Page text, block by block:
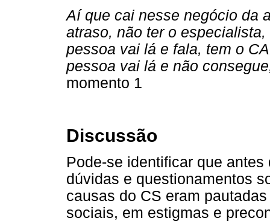
Aí que cai nesse negócio da
atraso, não ter o
pessoa vai lá e fala, tem o
pessoa vai lá e não
momento 1
Discussão
Pode-se identificar que
dúvidas e questionamentos
causas do CS eram
sociais, em estigmas e